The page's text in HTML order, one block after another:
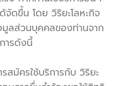
จัดขึ้น โดย วิริยะโลหะกิจ
มูลส่วนบุคคลของท่านจาก
ารดังนี้
รใช้บริการกับ วิริยะ